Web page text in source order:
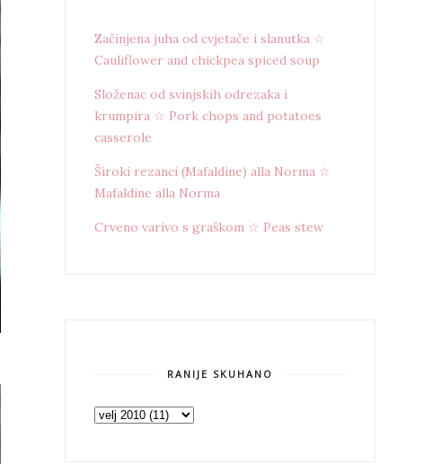
Začinjena juha od cvjetače i slanutka ☆
Cauliflower and chickpea spiced soup
Složenac od svinjskih odrezaka i
krumpira ☆ Pork chops and potatoes
casserole
Široki rezanci (Mafaldine) alla Norma ☆
Mafaldine alla Norma
Crveno varivo s graškom ☆ Peas stew
RANIJE SKUHANO